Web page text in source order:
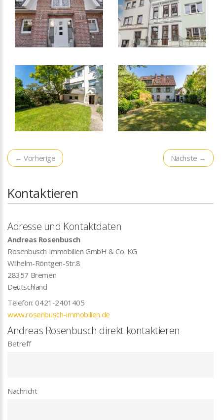
← Vorherige Nächste →
Kontaktieren
Adresse und Kontaktdaten
Andreas Rosenbusch
Rosenbusch Immobilien GmbH & Co. KG
Wilhelm-Röntgen-Str.8
28357 Bremen
Deutschland
Telefon:0421-2401405
www.rosenbusch-immobilien.de
Andreas Rosenbusch direkt kontaktieren
Betreff
Nachricht